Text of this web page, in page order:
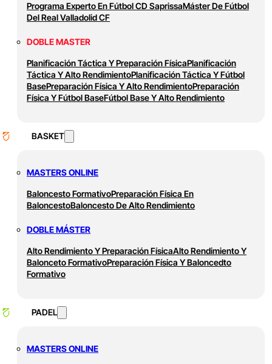
Programa Experto En Fútbol CD SaprissaMáster De Fútbol
Del Real Valladolid CF
DOBLE MASTER
Planificación Táctica Y Preparación FísicaPlanificación
Táctica Y Alto RendimientoPlanificación Táctica Y Fútbol
BasePreparación Física Y Alto RendimientoPreparación
Física Y Fútbol BaseFútbol Base Y Alto Rendimiento
BASKET
MASTERS ONLINE
Baloncesto FormativoPreparación Física En
BaloncestoBaloncesto De Alto Rendimiento
DOBLE MÁSTER
Alto Rendimiento Y Preparación FísicaAlto Rendimiento Y
Balonceto FormativoPreparación Física Y Baloncedto
Formativo
PADEL
MASTERS ONLINE